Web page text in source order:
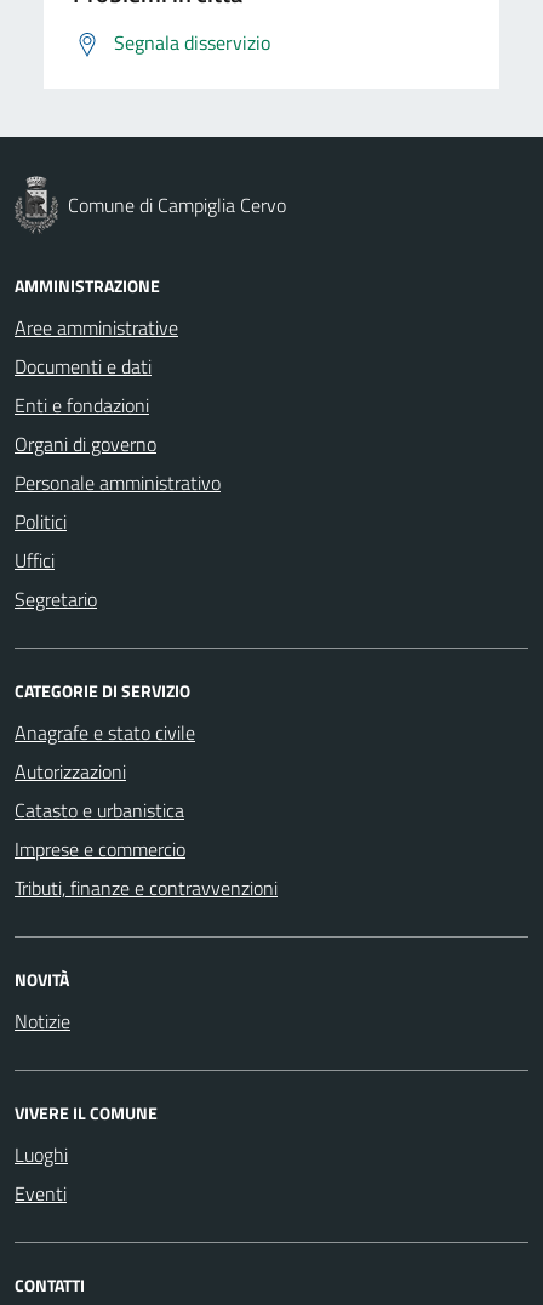
Segnala disservizio
Comune di Campiglia Cervo
AMMINISTRAZIONE
Aree amministrative
Documenti e dati
Enti e fondazioni
Organi di governo
Personale amministrativo
Politici
Uffici
Segretario
CATEGORIE DI SERVIZIO
Anagrafe e stato civile
Autorizzazioni
Catasto e urbanistica
Imprese e commercio
Tributi, finanze e contravvenzioni
NOVITÀ
Notizie
VIVERE IL COMUNE
Luoghi
Eventi
CONTATTI